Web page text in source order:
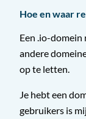
Hoe en waar
Een .io-
andere
op te letten.
Je hebt een
gebruikers is